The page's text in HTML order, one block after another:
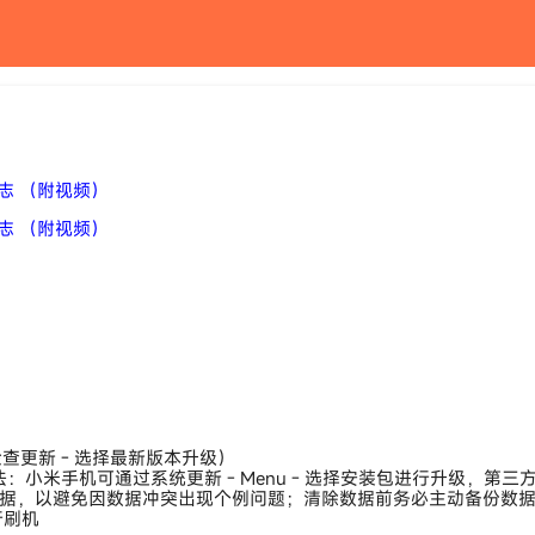
（附视频）
（附视频）
更新 - 选择最新版本升级）
小米手机可通过系统更新 - Menu - 选择安装包进行升级，第三
，以避免因数据冲突出现个例问题；清除数据前务必主动备份
机